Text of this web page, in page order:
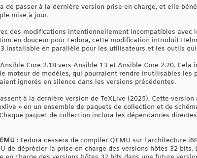
de passer à la dernière version prise en charge, et elle
mise à jour.
des modifications intentionnellement incompatibles avec
en douceur pour Fedora, cette modification introduit
installable en parallèle pour les utilisateurs et les outils
Core 2.18 vers Ansible 13 et Ansible Core 2.20. Cela
moteur de modèles, qui pourraient rendre inutilisables les
ignorés en silence dans les versions précédentes.
à la dernière version de TeXLive (2025). Cette
» en un ensemble de paquets de collection et de
paquet de collection inclura les dépendances
: Fedora cessera de compiler QEMU sur l'architecture
de déprécier la prise en charge des versions hôtes 32